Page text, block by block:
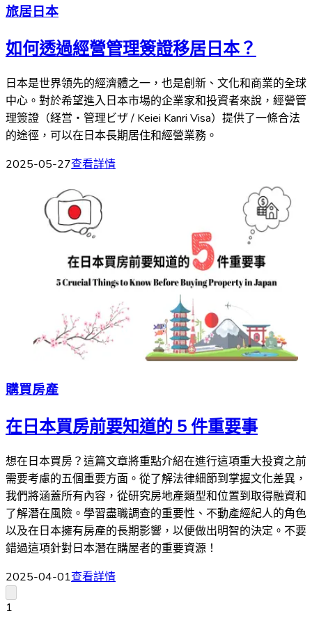
旅居日本
如何透過經營管理簽證移居日本？
日本是世界領先的經濟體之一，也是創新、文化和商業的全球
中心。對於希望進入日本市場的企業家和投資者來說，經營管
理簽證（経営・管理ビザ / Keiei Kanri Visa）提供了一條合法
的途徑，可以在日本長期居住和經營業務。
2025-05-27查看詳情
購買房產
在日本買房前要知道的 5 件重要事
想在日本買房？這篇文章將重點介紹在進行這項重大投資之前
需要考慮的五個重要方面。從了解法律細節到掌握文化差異，
我們將涵蓋所有內容，從研究房地產類型和位置到取得融資和
了解潛在風險。學習盡職調查的重要性、不動產經紀人的角色
以及在日本擁有房產的長期影響，以便做出明智的決定。不要
錯過這項針對日本潛在購屋者的重要資源！
2025-04-01查看詳情
1